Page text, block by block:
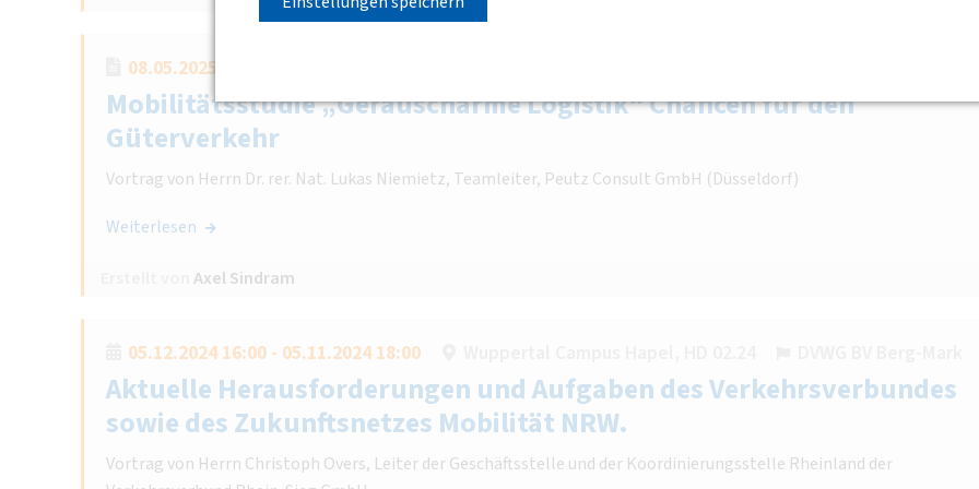
08.05.2025 16:00 - 18:00
Mobilitätsstudie „Geräuscharme Logistik“ Chancen für den
Güterverkehr
Vortrag von Herrn Dr. rer. Nat. Lukas Niemietz, Teamleiter, Peutz Consult GmbH (Düsseldorf)
Weiterlesen
Axel Sindram
05.12.2024 16:00 - 05.11.2024 18:00
Aktuelle Herausforderungen und Aufgaben des Verkehrsverbundes
sowie des Zukunftsnetzes Mobilität NRW.
Vortrag von Herrn Christoph Overs, Leiter der Geschäftsstelle und der Koordinierungsstelle Rheinland der